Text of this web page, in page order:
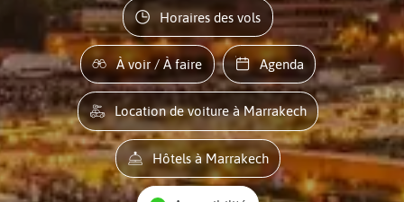
Horaires des vols
À voir / À faire Agenda
Location de voiture à Marrakech
Hôtels à Marrakech